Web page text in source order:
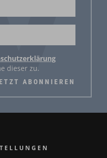
ABONNIEREN
dieser zu.